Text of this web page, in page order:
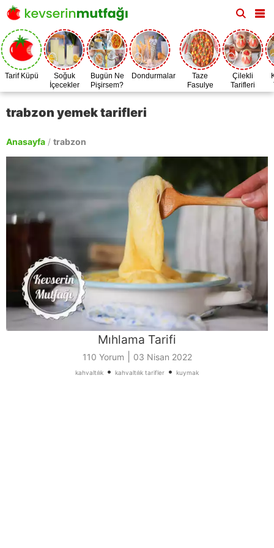
Tarif Küpü
Soğuk
İçecekler
Bugün Ne
Pişirsem?
Dondurmalar
Taze
Fasulye
Zamanı
Çilekli
Tarifleri
trabzon yemek tarifleri
Anasayfa / trabzon
Mıhlama Tarifi
110 Yorum 03 Nisan 2022
kahvaltılık • kahvaltılık tarifler • kuymak